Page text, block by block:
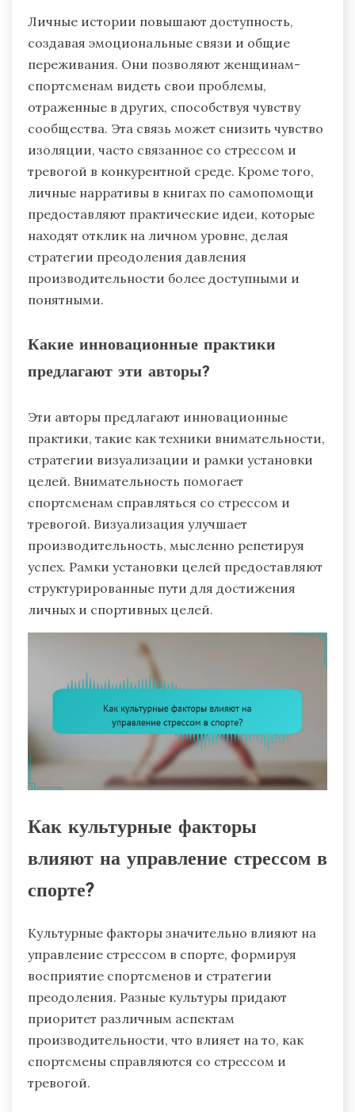
Личные истории повышают доступность,
создавая эмоциональные связи и общие
переживания. Они позволяют женщинам-
спортсменам видеть свои проблемы,
отраженные в других, способствуя чувству
сообщества. Эта связь может снизить чувство
изоляции, часто связанное со стрессом и
тревогой в конкурентной среде. Кроме того,
личные нарративы в книгах по самопомощи
предоставляют практические идеи, которые
находят отклик на личном уровне, делая
стратегии преодоления давления
производительности более доступными и
понятными.
Какие инновационные практики
предлагают эти авторы?
Эти авторы предлагают инновационные
практики, такие как техники внимательности,
стратегии визуализации и рамки установки
целей. Внимательность помогает
спортсменам справляться со стрессом и
тревогой. Визуализация улучшает
производительность, мысленно репетируя
успех. Рамки установки целей предоставляют
структурированные пути для достижения
личных и спортивных целей.
Как культурные факторы
влияют на управление стрессом в
спорте?
Культурные факторы значительно влияют на
управление стрессом в спорте, формируя
восприятие спортсменов и стратегии
преодоления. Разные культуры придают
приоритет различным аспектам
производительности, что влияет на то, как
спортсмены справляются со стрессом и
тревогой.